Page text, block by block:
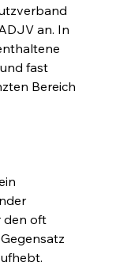
an. In
fast
Bereich
den oft